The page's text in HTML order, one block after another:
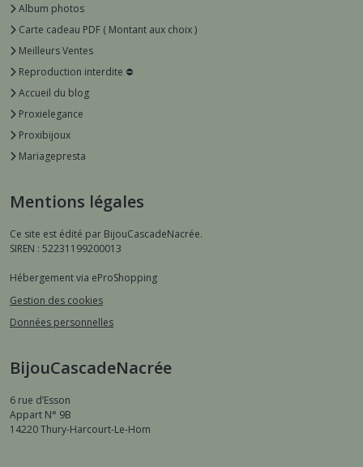
Album photos
Carte cadeau PDF ( Montant aux choix )
Meilleurs Ventes
Reproduction interdite ⛔️
Accueil du blog
Proxielegance
Proxibijoux
Mariagepresta
Mentions légales
Ce site est édité par BijouCascadeNacrée.
SIREN : 52231199200013
Hébergement via eProShopping
Gestion des cookies
Données personnelles
BijouCascadeNacrée
6 rue d’Esson
Appart N° 9B
14220Thury-Harcourt-Le-Hom